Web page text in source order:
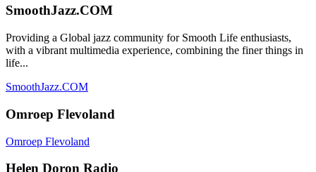
SmoothJazz.COM
Providing a Global jazz community for Smooth Life enthusiasts,
with a vibrant multimedia experience, combining the finer things in
life...
SmoothJazz.COM
Omroep Flevoland
Omroep Flevoland
Helen Doron Radio